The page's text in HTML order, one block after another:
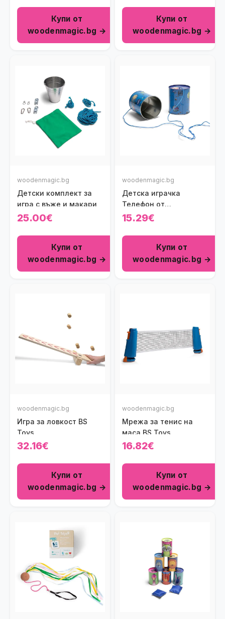
Купи от
woodenmagic.bg →
Купи от
woodenmagic.bg →
woodenmagic.bg
Детски комплект за
игра с въже и макари
25.00€
Купи от
woodenmagic.bg →
woodenmagic.bg
Детска играчка
Телефон от
консервени кутии
15.29€
Купи от
woodenmagic.bg →
woodenmagic.bg
Игра за ловкост BS
Toys
32.16€
Купи от
woodenmagic.bg →
woodenmagic.bg
Мрежа за тенис на
маса BS Toys
16.82€
Купи от
woodenmagic.bg →